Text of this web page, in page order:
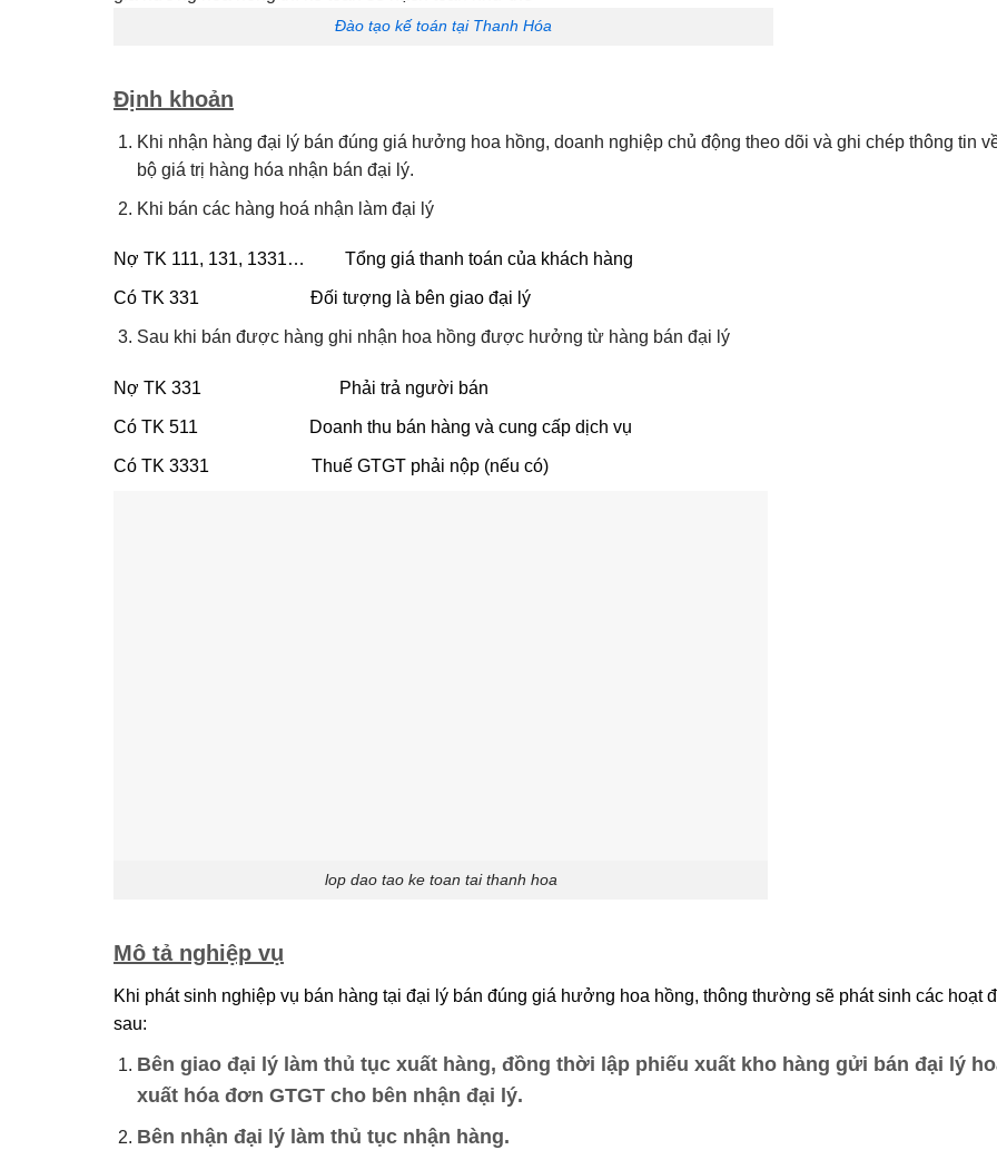
Đào tạo kế toán tại Thanh Hóa
Định khoản
Khi nhận hàng đại lý bán đúng giá hưởng hoa hồng, doanh nghiệp chủ động theo dõi và ghi chép thông tin
bộ giá trị hàng hóa nhận bán đại lý.
Khi bán các hàng hoá nhận làm đại lý
Nợ TK 111, 131, 1331… Tổng giá thanh toán của khách hàng
Có TK 331 Đối tượng là bên giao đại lý
Sau khi bán được hàng ghi nhận hoa hồng được hưởng từ hàng bán đại lý
Nợ TK 331 Phải trả người bán
Có TK 511 Doanh thu bán hàng và cung cấp dịch vụ
Có TK 3331 Thuế GTGT phải nộp (nếu có)
lop dao tao ke toan tai thanh hoa
Mô tả nghiệp vụ
Khi phát sinh nghiệp vụ bán hàng tại đại lý bán đúng giá hưởng hoa hồng, thông thường sẽ phát sinh các hoạt
sau:
Bên giao đại lý làm thủ tục xuất hàng, đồng thời lập phiếu xuất kho hàng gửi bán đại lý
xuất hóa đơn GTGT cho bên nhận đại lý.
Bên nhận đại lý làm thủ tục nhận hàng.